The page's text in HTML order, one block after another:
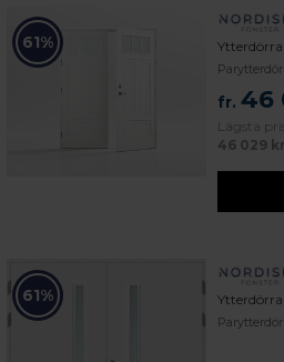
61%
fr. 46
Lägsta
46 029 kr
61%